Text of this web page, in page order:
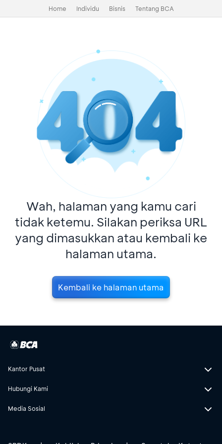
Home Individu Bisnis Tentang BCA
Wah, halaman yang kamu cari
tidak ketemu. Silakan periksa URL
yang dimasukkan atau kembali ke
halaman utama.
Kembali ke halaman utama
Kantor Pusat
Hubungi Kami
Media Sosial